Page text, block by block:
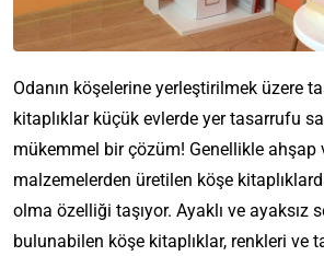
Odanın köşelerine yerleştirilmek üzere
kitaplıklar küçük evlerde yer tasarrufu
mükemmel bir çözüm! Genellikle ahşap
malzemelerden üretilen köşe
olma özelliği taşıyor. Ayaklı ve ayaksız
bulunabilen köşe kitaplıklar, renkleri ve